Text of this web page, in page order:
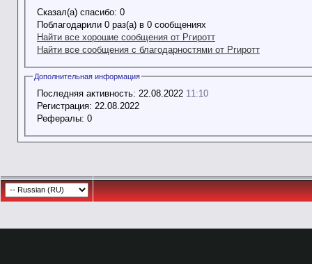
Сказал(а) спасибо: 0
Поблагодарили 0 раз(а) в 0 сообщениях
Найти все хорошие сообщения от Ргиротт
Найти все сообщения с благодарностями от Ргиротт
Дополнительная информация
Последняя активность: 22.08.2022 11:10
Регистрация: 22.08.2022
Рефералы: 0